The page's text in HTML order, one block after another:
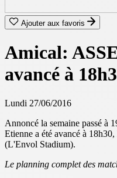
Ajouter aux favoris
Amical:
avancé à
Lundi 27/06/2016
Annoncé la semaine passé à
Etienne a été avancé à
(L'Envol Stadium).
Le planning complet des